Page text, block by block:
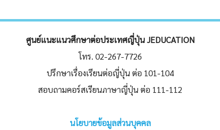
ศูนย์แนะแนวศึกษาต่อประเทศญี่ปุ่น JEDUCATION
โทร. 02-267-7726
ปรึกษาเรื่องเรียนต่อญี่ปุ่น ต่อ 101-104
สอบถามคอร์สเรียนภาษาญี่ปุ่น ต่อ 111-112
นโยบายข้อมูลส่วนบุคคล